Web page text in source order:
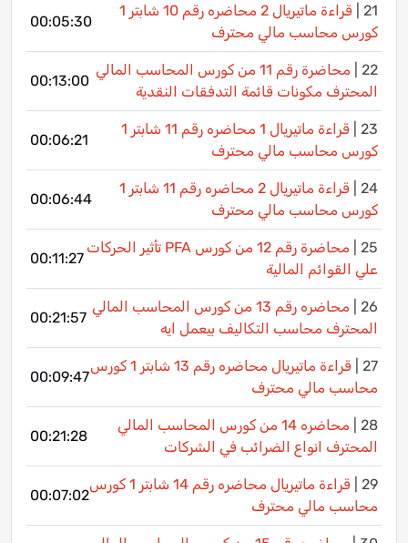
21 |
قراءة ماتيريال 2 محاضره رقم 10 شابتر 1
كورس محاسب مالي محترف
00:05:30
22 |
محاضرة رقم 11 من كورس المحاسب المالي
المحترف مكونات قائمة التدفقات النقدية
00:13:00
23 |
قراءة ماتيريال 1 محاضره رقم 11 شابتر 1
كورس محاسب مالي محترف
00:06:21
24 |
قراءة ماتيريال 2 محاضره رقم 11 شابتر 1
كورس محاسب مالي محترف
00:06:44
25 |
محاضرة رقم 12 من كورس PFA تأثير الحركات
علي القوائم المالية
00:11:27
26 |
محاضره رقم 13 من كورس المحاسب المالي
المحترف محاسب التكاليف بيعمل ايه
00:21:57
27 |
قراءة ماتيريال محاضره رقم 13 شابتر 1 كورس
محاسب مالي محترف
00:09:47
28 |
محاضره 14 من كورس المحاسب المالي
المحترف انواع الضرائب في الشركات
00:21:28
29 |
قراءة ماتيريال محاضره رقم 14 شابتر 1 كورس
محاسب مالي محترف
00:07:02